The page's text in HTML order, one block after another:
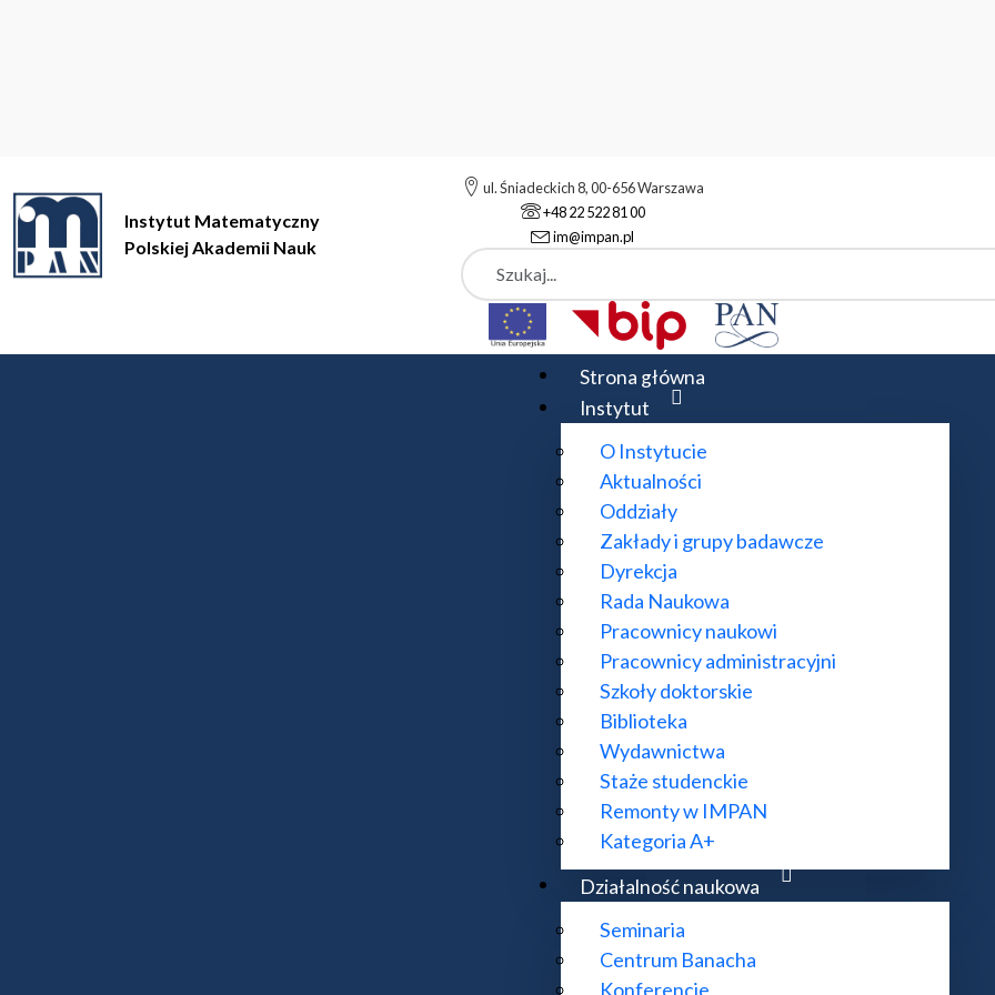
Instytut Matematyczny
Polskiej Akademii Nauk
ul. Śniadeckich 8, 00-656 Warszawa
+48 22 522 81 00
im@impan.pl
Szukaj
Strona główna
Instytut
O Instytucie
Aktualności
Oddziały
Zakłady i grupy badawcze
Dyrekcja
Rada Naukowa
Pracownicy naukowi
Pracownicy administracyjni
Szkoły doktorskie
Biblioteka
Wydawnictwa
Staże studenckie
Remonty w IMPAN
Kategoria A+
Działalność naukowa
Seminaria
Centrum Banacha
Konferencje
Metody wariacyjne i PDE
Równania Różniczkowe
Statystyka matematyczna i inne zastosowania
Instytut Matematyczny Polskiej Akademii Nauk Geometryczna Teoria Funkcji i Przekształceń
Geometryczna Teoria Funkcji i Przekształceń